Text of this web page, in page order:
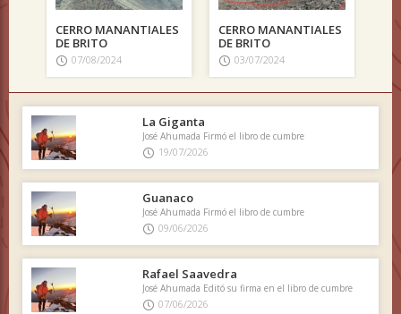
CERRO MANANTIALES
DE BRITO
07/08/2024
CERRO MANANTIALES
DE BRITO
03/07/2024
La Giganta
José Ahumada Firmó el libro de cumbre
19/07/2026
Guanaco
José Ahumada Firmó el libro de cumbre
09/06/2026
Rafael Saavedra
José Ahumada Editó su firma en el libro de cumbre
07/06/2026